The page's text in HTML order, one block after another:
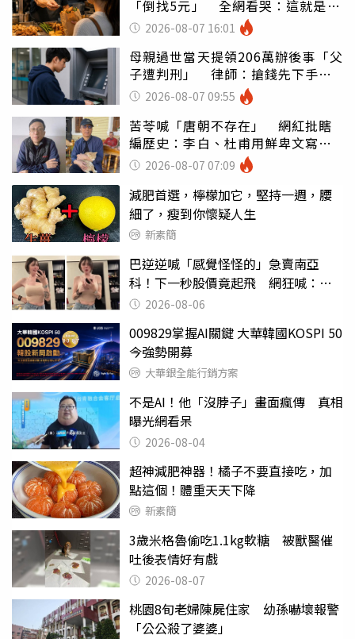
「倒找5元」 全網看哭：這就是台
灣 2026-08-07 16:01
母親過世當天提領206萬辦後事「父
子遭判刑」 律師：搶錢先下手是
罪 2026-08-07 09:55
苦苓喊「唐朝不存在」 網紅批瞎
編歷史：李白、杜甫用鮮卑文寫
詩？2026-08-07 07:09
減肥首選，檸檬加它，堅持一週，腰
細了，瘦到你懷疑人生
新素簡
巴逆逆喊「感覺怪怪的」急賣南亞
科！下一秒股價竟起飛 網狂喊：大V
天龍2026-08-06
009829掌握AI關鍵 大華韓國KOSPI 50
今強勢開募
大華銀全能行銷方案
不是AI！他「沒脖子」畫面瘋傳 真相
曝光網看呆
2026-08-04
超神減肥神器！橘子不要直接吃，加
點這個！體重天天下降
新素簡
3歲米格魯偷吃1.1kg軟糖 被獸醫催
吐後表情好有戲
2026-08-07
桃園8旬老婦陳屍住家 幼孫嚇壞報警
「公公殺了婆婆」